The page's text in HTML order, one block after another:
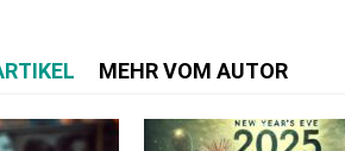
MEHR VOM AUTOR